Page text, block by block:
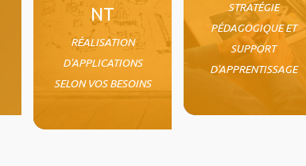
NT
RÉALISATION
D'APPLICATIONS
SELON VOS BESOINS
STRATÉGIE
PÉDAGOGIQUE ET
SUPPORT
D'APPRENTISSAGE